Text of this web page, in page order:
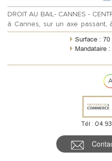
DROIT AU BAIL- CANNES -
à Cannes, sur un axe passant,
proche de la Gare, ...
Surface : 70
Mandataire
Tél :